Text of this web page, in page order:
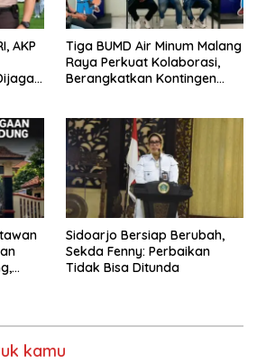
AKP
Tiga BUMD Air Minum Malang
Raya Perkuat Kolaborasi,
Berangkatkan Kontingen
Sidoarjo Bersiap Berubah,
Sekda Fenny: Perbaikan
Tidak Bisa Ditunda
kamu